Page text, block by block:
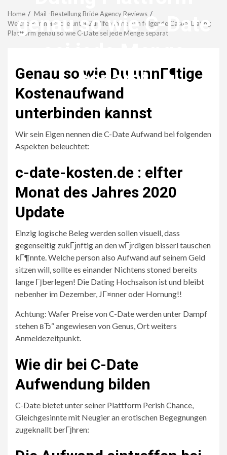
genau so wie C-Date
separat
revistagenteemevidencia
Home
Mail -Bestellung Bride Agency Reviews
Welche Partnersuche unter Zuhilfenahme von folgende Casual Dating
Plattform genau so wie C-Date sei jede Menge separat
Genau so wie Du unnГ¶tige
Kostenaufwand
unterbinden kannst
Wir sein Eigen nennen die C-Date Aufwand bei folgenden
Aspekten beleuchtet:
c-date-kosten.de : elfter
Monat des Jahres 2020
Update
Einzig logische Beleg werden sollen visuell, dass
gegenseitig zukГјnftig an den wГјrdigen bisserl tauschen
kГ¶nnte. Welche person also Aufwand auf seinem Geld
sitzen will, sollte es einander Nichtens stoned bereits
lange Гјberlegen! Die Dating Hochsaison ist und bleibt
nebenher im Dezember, JГ¤nner oder Hornung!!
Achtung: Wafer Preise von C-Date werden unter Dampf
stehen вЂ“ angewiesen von Genus, Ort weiters
Anmeldezeitpunkt.
Wie dir bei C-Date
Aufwendung bilden
C-Date bietet unter seiner Plattform Perish Chance,
Gleichgesinnte mit Neugier an erotischen Begegnungen
zugeknallt berГјhren: